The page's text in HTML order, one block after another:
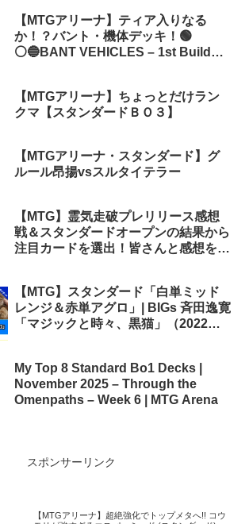
【MTGアリーナ】ティア入りなる
か！？バント・機体デッキ！🟢
⚪🔵BANT VEHICLES – 1st Build
【MTGアリーナ】ちょっとだけラン
クマ【スタンダードＢＯ３】
【MTGアリーナ・スタンダード】グ
ルール昂揚vsスルタイテラー
【MTG】霊気走破プレリリース感想
戦＆スタンダードオープンの結果から
注目カードを選出！皆さんと感想を語
【MTG】スタンダード「白単ミッド
レンジ＆赤単アグロ」| BIGs 斉田逸寛
「マジックと時々、黒猫」（2022年
My Top 8 Standard Bo1 Decks |
November 2025 – Through the
Omenpaths – Week 6 | MTG Arena
スポンサーリンク
【MTGアリーナ】超絶強化でトップメタへ!! コウ